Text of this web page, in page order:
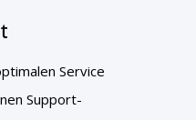
Service
Support-